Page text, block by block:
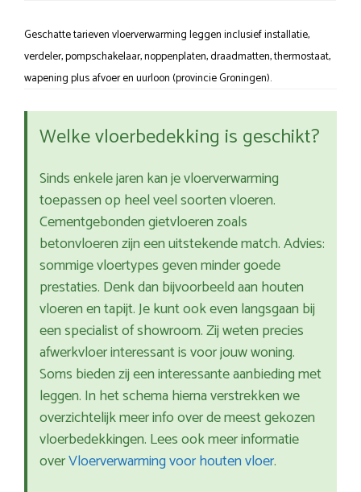
Geschatte tarieven vloerverwarming leggen inclusief installatie,
verdeler, pompschakelaar, noppenplaten, draadmatten, thermostaat,
wapening plus afvoer en uurloon (provincie Groningen).
Welke vloerbedekking is geschikt?
Sinds enkele jaren kan je vloerverwarming
toepassen op heel veel soorten vloeren.
Cementgebonden gietvloeren zoals
betonvloeren zijn een uitstekende match. Advies:
sommige vloertypes geven minder goede
prestaties. Denk dan bijvoorbeeld aan houten
vloeren en tapijt. Je kunt ook even langsgaan bij
een specialist of showroom. Zij weten precies
afwerkvloer interessant is voor jouw woning.
Soms bieden zij een interessante aanbieding met
leggen. In het schema hierna verstrekken we
overzichtelijk meer info over de meest gekozen
vloerbedekkingen. Lees ook meer informatie
overVloerverwarming voor houten vloer.